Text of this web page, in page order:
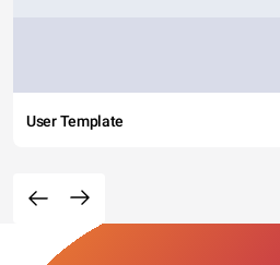
User Template